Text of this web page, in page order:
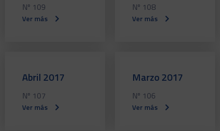
Nº 109
Ver más
Nº 108
Ver más
Abril 2017
Nº 107
Ver más
Marzo 2017
Nº 106
Ver más